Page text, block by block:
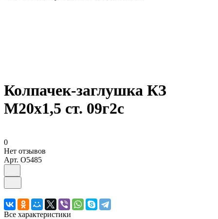
Колпачек-заглушка КЗ
М20х1,5 ст. 09г2с
0
Нет отзывов
Арт. O5485
Все характеристики